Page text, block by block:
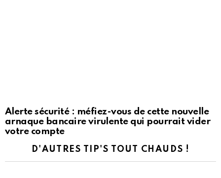
Alerte sécurité : méfiez-vous de cette nouvelle
arnaque bancaire virulente qui pourrait vider
votre compte
D'AUTRES TIP'S TOUT CHAUDS !